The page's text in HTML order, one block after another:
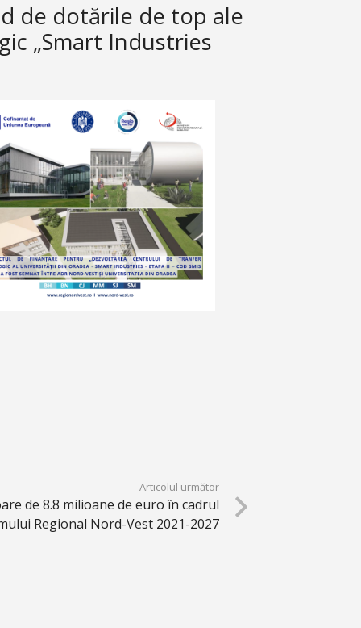
de dotările de top ale
„Smart Industries
Articolul următor
de 8.8 milioane de euro în cadrul
Regional Nord-Vest 2021-2027